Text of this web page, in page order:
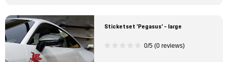
Sticketset 'Pegasus' - large
0/5 (0 reviews)